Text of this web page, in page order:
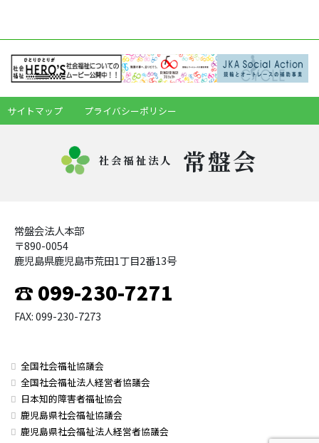
サイトマップ プライバシーポリシー
社会福祉法人 常盤会
常盤会法人本部
〒890-0054
鹿児島県鹿児島市荒田1丁目2番13号
☎ 099-230-7271
FAX: 099-230-7273
全国社会福祉協議会
全国社会福祉法人経営者協議会
日本知的障害者福祉協会
鹿児島県社会福祉協議会
鹿児島県社会福祉法人経営者協議会